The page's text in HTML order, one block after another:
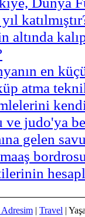
altında
en
atma
ve judo'ya
gelen
Adresim | Travel |